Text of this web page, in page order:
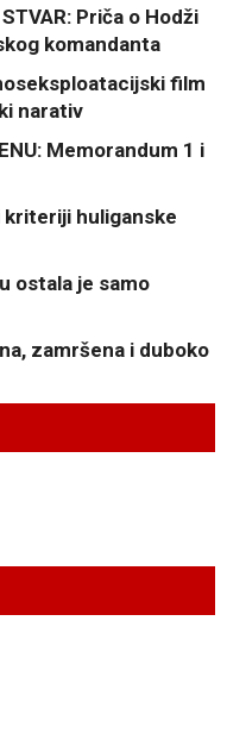
Priča o Hodži
komandanta
film
narativ
Memorandum 1 i
kriteriji huliganske
ostala je samo
zamršena i duboko